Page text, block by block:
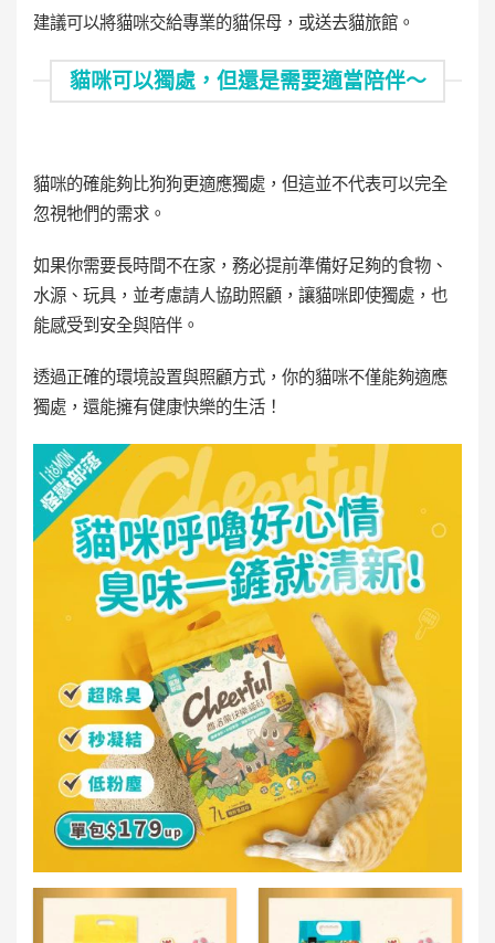
建議可以將貓咪交給專業的貓保母，或送去貓旅館。
貓咪可以獨處，但還是需要適當陪伴～
貓咪的確能夠比狗狗更適應獨處，但這並不代表可以完全
忽視牠們的需求。
如果你需要長時間不在家，務必提前準備好足夠的食物、
水源、玩具，並考慮請人協助照顧，讓貓咪即使獨處，也
能感受到安全與陪伴。
透過正確的環境設置與照顧方式，你的貓咪不僅能夠適應
獨處，還能擁有健康快樂的生活！